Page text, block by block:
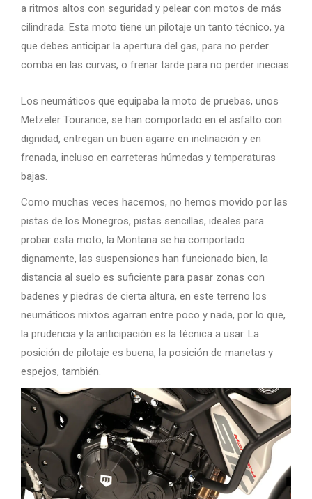
a ritmos altos con seguridad y pelear con motos de más
cilindrada. Esta moto tiene un pilotaje un tanto técnico, ya
que debes anticipar la apertura del gas, para no perder
comba en las curvas, o frenar tarde para no perder inecias.
Los neumáticos que equipaba la moto de pruebas, unos
Metzeler Tourance, se han comportado en el asfalto con
dignidad, entregan un buen agarre en inclinación y en
frenada, incluso en carreteras húmedas y temperaturas
bajas.
Como muchas veces hacemos, no hemos movido por las
pistas de los Monegros, pistas sencillas, ideales para
probar esta moto, la Montana se ha comportado
dignamente, las suspensiones han funcionado bien, la
distancia al suelo es suficiente para pasar zonas con
badenes y piedras de cierta altura, en este terreno los
neumáticos mixtos agarran entre poco y nada, por lo que,
la prudencia y la anticipación es la técnica a usar. La
posición de pilotaje es buena, la posición de manetas y
espejos, también.